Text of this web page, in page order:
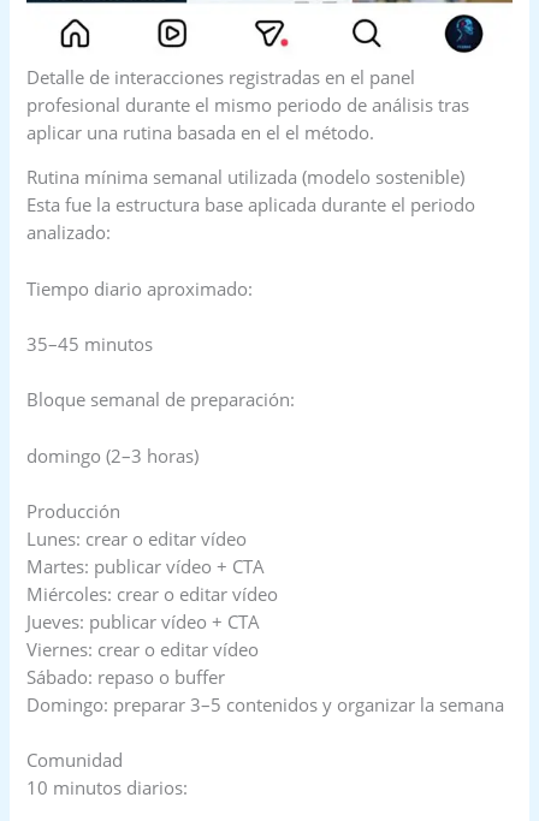
Detalle de interacciones registradas en el panel
profesional durante el mismo periodo de análisis tras
aplicar una rutina basada en el el método.
Rutina mínima semanal utilizada (modelo sostenible)
Esta fue la estructura base aplicada durante el periodo
analizado:
Tiempo diario aproximado:
35–45 minutos
Bloque semanal de preparación:
domingo (2–3 horas)
Producción
Lunes: crear o editar vídeo
Martes: publicar vídeo + CTA
Miércoles: crear o editar vídeo
Jueves: publicar vídeo + CTA
Viernes: crear o editar vídeo
Sábado: repaso o buffer
Domingo: preparar 3–5 contenidos y organizar la semana
Comunidad
10 minutos diarios: